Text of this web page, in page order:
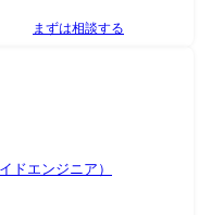
Git, Claude Code等の
Phalcon, Laravel,
アプリ: Flutter, Swift, Kotlin
/ REST API) + AWS (EC2,
いており、様々な案件規模
語は主にJavaとなります。
験が多いリーダーや技術力
ォローがしやすい環境で
まずは相談する
ドエンジニア）